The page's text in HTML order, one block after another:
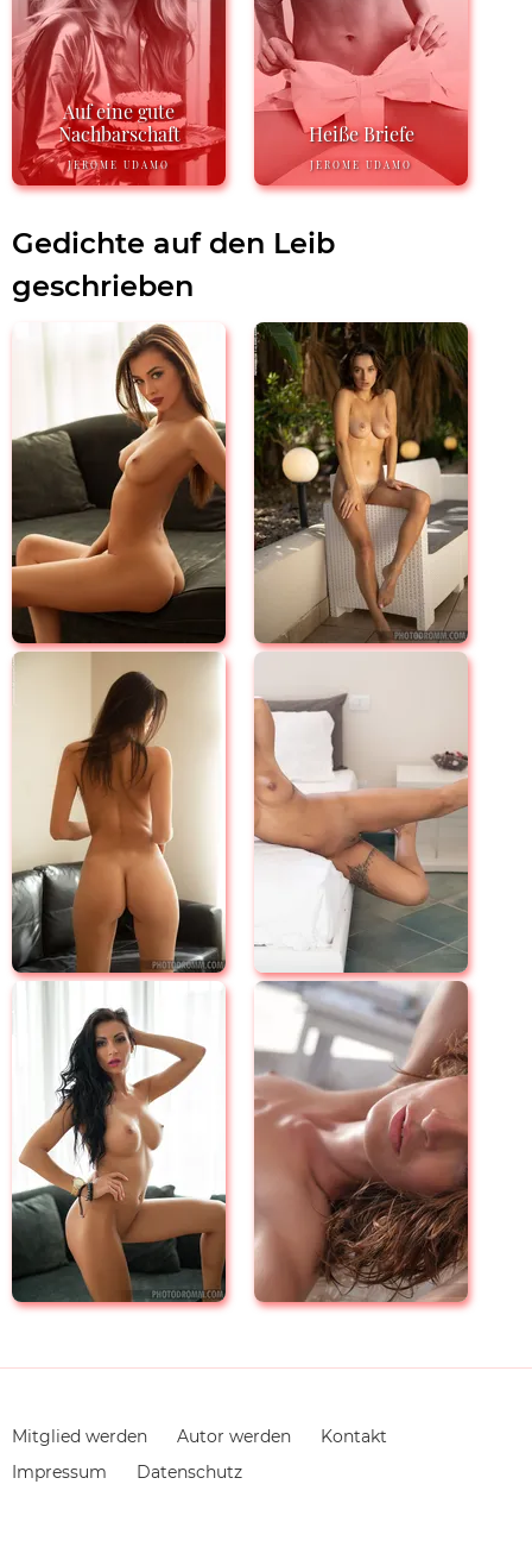
Auf eine gute
Nachbarschaft
JEROME UDAMO
Heiße Briefe
JEROME UDAMO
Gedichte auf den Leib
geschrieben
Navigation
überspringen
Mitglied werden Autor werden
Kontakt
Impressum
Datenschutz